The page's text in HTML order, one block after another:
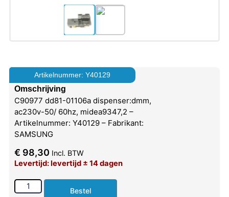
Artikelnummer: Y40129
Omschrijving
C90977 dd81-01106a dispenser:dmm,
ac230v-50/ 60hz, midea9347,2 –
Artikelnummer: Y40129 – Fabrikant:
SAMSUNG
€ 98,30 Incl. BTW
Levertijd: levertijd ± 14 dagen
Bestel